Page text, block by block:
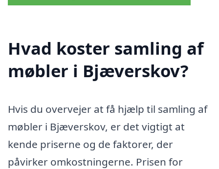
Hvad koster samling af
møbler i Bjæverskov?
Hvis du overvejer at få hjælp til samling af
møbler i Bjæverskov, er det vigtigt at
kende priserne og de faktorer, der
påvirker omkostningerne. Prisen for